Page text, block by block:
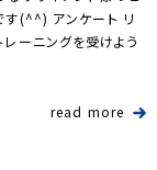
す(^^) アンケート リ
レーニングを受けよう
read more